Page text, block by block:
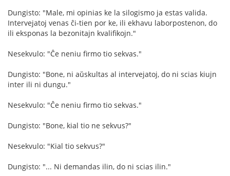
Dungisto: "Male, mi opinias ke la silogismo ja estas valida.
Intervejatoj venas ĉi-tien por ke, ili ekhavu laborpostenon, do
ili eksponas la bezonitajn kvalifikojn."
Nesekvulo: "Ĉe neniu firmo tio sekvas."
Dungisto: "Bone, ni aŭskultas al intervejatoj, do ni scias kiujn
inter ili ni dungu."
Nesekvulo: "Ĉe neniu firmo tio sekvas."
Dungisto: "Bone, kial tio ne sekvus?"
Nesekvulo: "Kial tio sekvus?"
Dungisto: "... Ni demandas ilin, do ni scias ilin."